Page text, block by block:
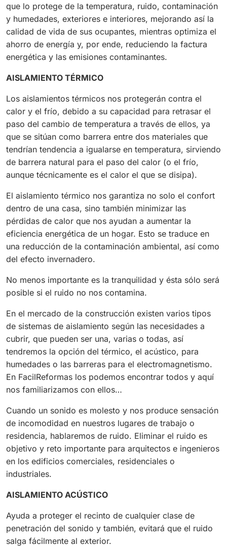
que lo protege de la temperatura, ruido, contaminación
y humedades, exteriores e interiores, mejorando así la
calidad de vida de sus ocupantes, mientras optimiza el
ahorro de energía y, por ende, reduciendo la factura
energética y las emisiones contaminantes.
AISLAMIENTO TÉRMICO
Los aislamientos térmicos nos protegerán contra el
calor y el frío, debido a su capacidad para retrasar el
paso del cambio de temperatura a través de ellos, ya
que se sitúan como barrera entre dos materiales que
tendrían tendencia a igualarse en temperatura, sirviendo
de barrera natural para el paso del calor (o el frío,
aunque técnicamente es el calor el que se disipa).
El aislamiento térmico nos garantiza no solo el confort
dentro de una casa, sino también minimizar las
pérdidas de calor que nos ayudan a aumentar la
eficiencia energética de un hogar. Esto se traduce en
una reducción de la contaminación ambiental, así como
del efecto invernadero.
No menos importante es la tranquilidad y ésta sólo será
posible si el ruido no nos contamina.
En el mercado de la construcción existen varios tipos
de sistemas de aislamiento según las necesidades a
cubrir, que pueden ser una, varias o todas, así
tendremos la opción del térmico, el acústico, para
humedades o las barreras para el electromagnetismo.
En FacilReformas los podemos encontrar todos y aquí
nos familiarizamos con ellos…
Cuando un sonido es molesto y nos produce sensación
de incomodidad en nuestros lugares de trabajo o
residencia, hablaremos de ruido. Eliminar el ruido es
objetivo y reto importante para arquitectos e ingenieros
en los edificios comerciales, residenciales o
industriales.
AISLAMIENTO ACÚSTICO
Ayuda a proteger el recinto de cualquier clase de
penetración del sonido y también, evitará que el ruido
salga fácilmente al exterior.